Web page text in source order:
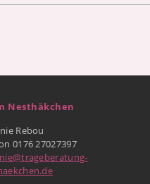
Nesthäkchen
Rebou
0176 27027397